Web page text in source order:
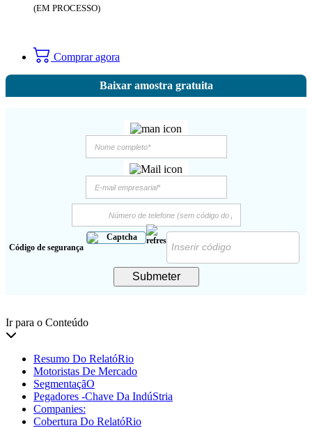
(EM PROCESSO)
Comprar agora
Baixar amostra gratuita
Código de segurança
Submeter
Ir para o Conteúdo
Resumo Do RelatóRio
Motoristas De Mercado
SegmentaçãO
Pegadores -Chave Da IndúStria
Companies:
Cobertura Do RelatóRio